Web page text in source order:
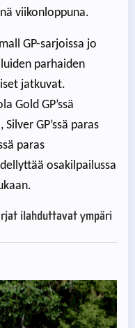
viikonloppuna.
GP-sarjoissa jo
parhaiden
jatkuvat.
Gold GP’ssä
GP’ssä paras
paras
osakilpailussa
ilahduttavat ympäri